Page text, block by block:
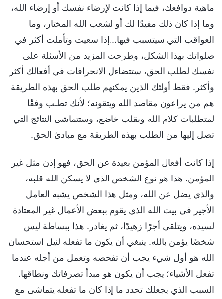
ماهية دوافعك، فيما إذا كانت لإرضاء نفسك أو إرضاء الله،
وما إذا كان ذلك مفيدًا لك أو لشعب الله المختار، وما
العواقب التي سيتسبب فيها...إذا سعيت وتأملت أكثر في
صلواتك بهذا الشكل، وطرحت المزيد من الأسئلة على
نفسك لطلب الحق، ستتضاءل الانحرافات في أفعالك أكثر
وأكثر. فقط أولئك الذين يمكنهم طلب الحق بهذه الطريقة
هم من يراعون مقاصد الله ويتقونه؛ لأنك تطلب وفقًا
لمتطلبات كلام الله وبقلب خاضع، وستتماشى النتائج التي
تصل إليها من الطلب بهذه الطريقة مع مبادئ الحق.
إذا كانت أفعال المؤمن بعيدة عن الحق، فهو إذن مثل غير
المؤمن. هذا هو نوع الشخص الذي لا يسكن الله قلبه،
والذي يضل عن الله، ومثل هذا الشخص يشبه العامل
الأجير في بيت الله الذي يقوم ببعض الأعمال غير المعتادة
لسيده، ويتلقى أجرًا زهيدًا، ثم يغادر. هذا ببساطة ليس
شخصًا يؤمن بالله. ينبغي أن يكون ما تفعله لنيل استحسان
الله هو أول شيء يجب أن تفحصه وتعمل من أجله عندما
تفعل الأشياء؛ يجب أن يكون هو مبدأ تصرفاتك ونطاقها.
السبب الذي يجعلك تحدد ما إذا كان ما تفعله يتماشى مع